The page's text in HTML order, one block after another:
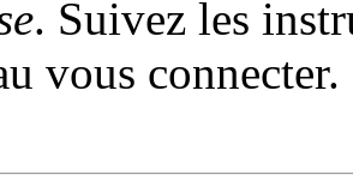
. Suivez les
vous connecter.